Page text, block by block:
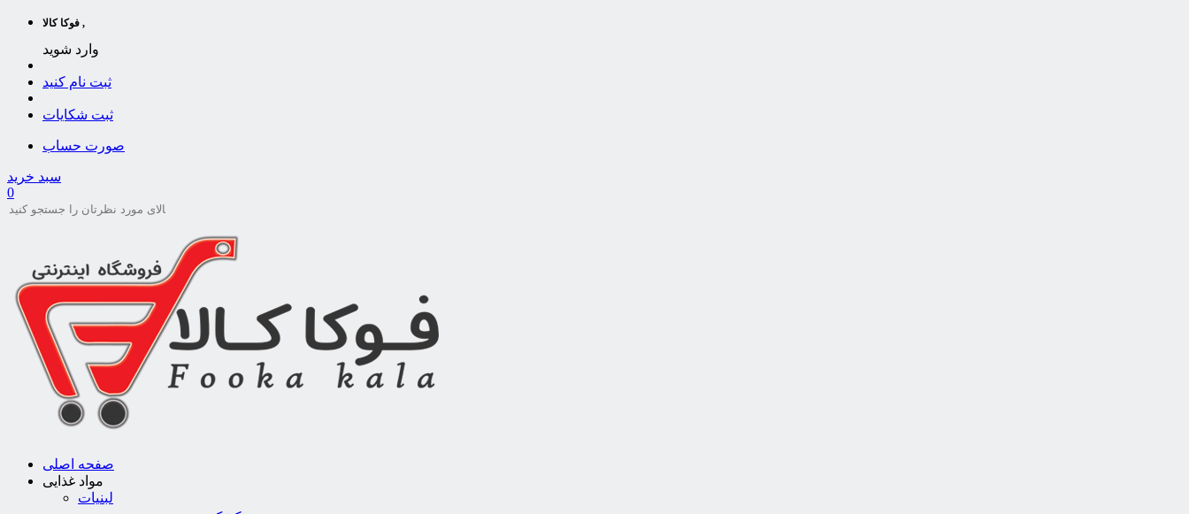
فوکا کالا ,
وارد شوید
ثبت نام کنید
ثبت شکایات
صورت حساب
سبد خرید
0
صفحه اصلی
مواد غذایی
لبنیات